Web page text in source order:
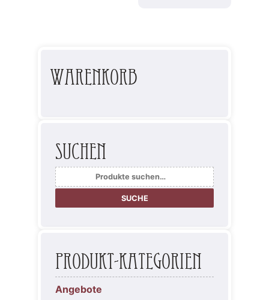
Warenkorb
Suchen
Suche
nach:
SUCHE
Produkt-Kategorien
Angebote